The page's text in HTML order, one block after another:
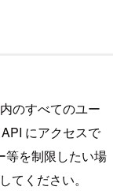
のすべてのユー
にアクセスで
等を制限したい場
てください。